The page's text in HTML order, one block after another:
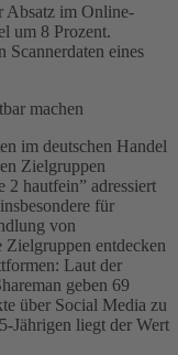
Absatz im Online-
um 8 Prozent.
Scannerdaten eines
machen
im deutschen Handel
Zielgruppen
hautfein” adressiert
für
von
entdecken
Laut der
geben 69
über Social Media zu
Jährigen liegt der Wert